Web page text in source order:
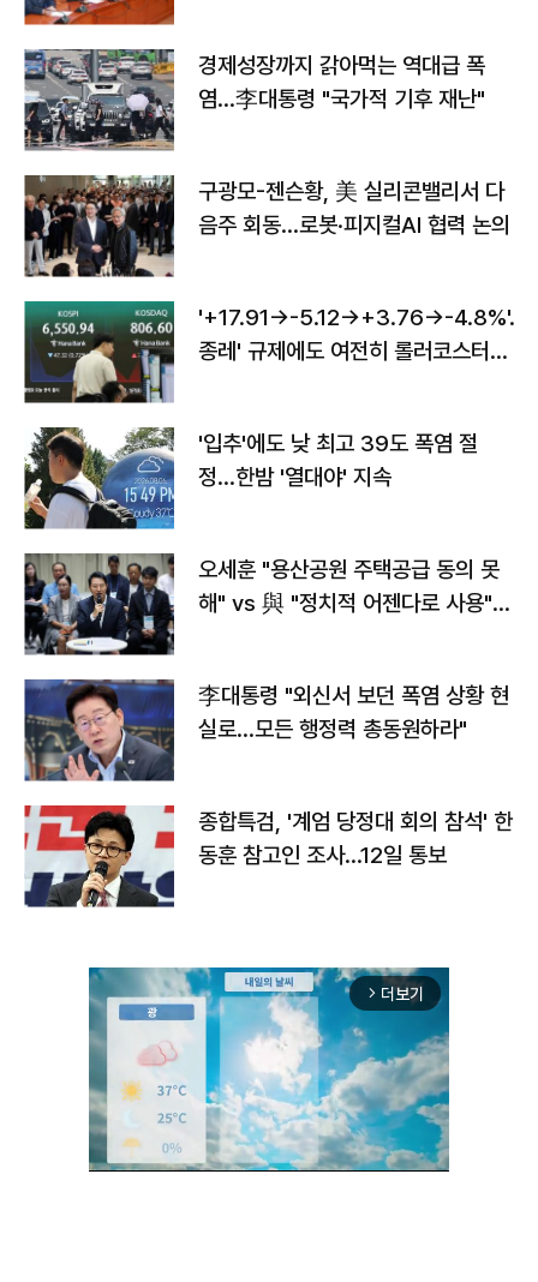
경제성장까지 갉아먹는 역대급 폭
염…李대통령 "국가적 기후 재난"
구광모-젠슨황, 美 실리콘밸리서 다
음주 회동…로봇·피지컬AI 협력 논의
'+17.91→-5.12→+3.76→-4.8%'…'
종레' 규제에도 여전히 롤러코스터
'입추'에도 낮 최고 39도 폭염 절
정…한밤 '열대야' 지속
오세훈 "용산공원 주택공급 동의 못
해" vs 與 "정치적 어젠다로 사용"
李대통령 "외신서 보던 폭염 상황 현
실로…모든 행정력 총동원하라"
종합특검, '계엄 당정대 회의 참석' 한
동훈 참고인 조사...12일 통보
arrow_forward_ios 더보기